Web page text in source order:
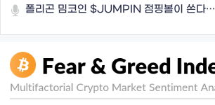
폴리곤 밈코인 $JUMPIN 점핑볼이 쏜다…